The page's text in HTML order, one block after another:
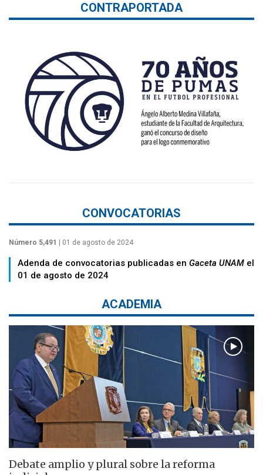
CONTRAPORTADA
CONVOCATORIAS
Número 5,491 | 01 de agosto de 2024
Adenda de convocatorias publicadas en Gaceta UNAM el
01 de agosto de 2024
ACADEMIA
Debate amplio y plural sobre la reforma